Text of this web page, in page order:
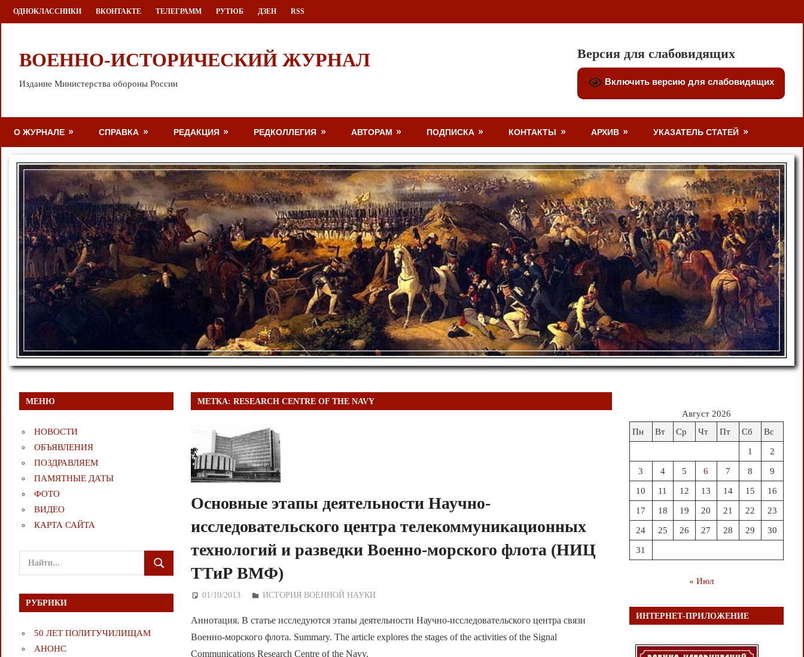
Перейти
к
ОДНОКЛАССНИКИ ВКОНТАКТЕ ТЕЛЕГРАММ РУТЮБ ДЗЕН RSS
ВОЕННО-ИСТОРИЧЕСКИЙ ЖУРНАЛ
Издание Министерства обороны России
Версия для слабовидящих
Включить версию для слабовидящих
О ЖУРНАЛЕ СПРАВКА РЕДАКЦИЯ РЕДКОЛЛЕГИЯ АВТОРАМ ПОДПИСКА КОНТАКТЫ АРХИВ УКАЗАТЕЛЬ СТАТЕЙ
МЕТКА:RESEARCH CENTRE OF THE NAVY
Основные этапы деятельности Научно-
исследовательского центра телекоммуникационных
технологий и разведки Военно-морского флота (НИЦ
ТТиР ВМФ)
01/10/2013 Дежурный по Редакции
ИСТОРИЯ ВОЕННОЙ НАУКИ
Аннотация. В статье исследуются этапы деятельности Научно-исследовательского центра связи
Военно-морского флота. Summary. The article explores the stages of the activities of the Signal
Communications Research Centre of the Navy.
МЕНЮ
НОВОСТИ
ОБЪЯВЛЕНИЯ
ПОЗДРАВЛЯЕМ
ПАМЯТНЫЕ ДАТЫ
ФОТО
ВИДЕО
КАРТА САЙТА
Поиск
для:
ПОИСК
РУБРИКИ
50 ЛЕТ ПОЛИТУЧИЛИЩАМ
АНОНС
Август 2026
Пн
Вт Ср Чт Пт Сб Вс
1 2
3 4 5 6 7 8 9
10 11 12 13 14 15 16
17 18 19 20 21 22 23
24 25 26 27 28 29 30
31
« Июл
ИНТЕРНЕТ-ПРИЛОЖЕНИЕ